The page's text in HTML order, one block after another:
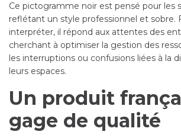
Ce pictogramme noir est pensé pour les
reflétant un style professionnel et sobre.
interpréter, il répond aux attentes des
cherchant à optimiser la gestion des
les interruptions ou confusions liées à la
leurs espaces.
Un produit
gage de qualité